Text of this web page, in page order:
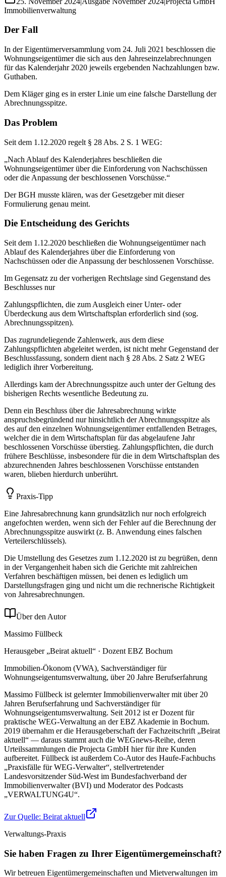
Immobilienverwaltung
Der Fall
In der Eigentümerversammlung vom 24. Juli 2021 beschlossen die
Wohnungseigentümer die sich aus den Jahreseinzelabrechnungen
für das Kalenderjahr 2020 jeweils ergebenden Nachzahlungen bzw.
Guthaben.
Dem Kläger ging es in erster Linie um eine falsche Darstellung der
Abrechnungsspitze.
Das Problem
Seit dem 1.12.2020 regelt § 28 Abs. 2 S. 1 WEG:
„Nach Ablauf des Kalenderjahres beschließen die
Wohnungseigentümer über die Einforderung von Nachschüssen
oder die Anpassung der beschlossenen Vorschüsse.“
Der BGH musste klären, was der Gesetzgeber mit dieser
Formulierung genau meint.
Die Entscheidung des Gerichts
Seit dem 1.12.2020 beschließen die Wohnungseigentümer nach
Ablauf des Kalenderjahres über die Einforderung von
Nachschüssen oder die Anpassung der beschlossenen Vorschüsse.
Im Gegensatz zu der vorherigen Rechtslage sind Gegenstand des
Beschlusses nur
Zahlungspflichten, die zum Ausgleich einer Unter- oder
Überdeckung aus dem Wirtschaftsplan erforderlich sind (sog.
Abrechnungsspitzen).
Das zugrundeliegende Zahlenwerk, aus dem diese
Zahlungspflichten abgeleitet werden, ist nicht mehr Gegenstand der
Beschlussfassung, sondern dient nach § 28 Abs. 2 Satz 2 WEG
lediglich ihrer Vorbereitung.
Allerdings kam der Abrechnungsspitze auch unter der Geltung des
bisherigen Rechts wesentliche Bedeutung zu.
Denn ein Beschluss über die Jahresabrechnung wirkte
anspruchsbegründend nur hinsichtlich der Abrechnungsspitze als
des auf den einzelnen Wohnungseigentümer entfallenden Betrages,
welcher die in dem Wirtschaftsplan für das abgelaufene Jahr
beschlossenen Vorschüsse überstieg. Zahlungspflichten, die durch
frühere Beschlüsse, insbesondere für die in dem Wirtschaftsplan des
abzurechnenden Jahres beschlossenen Vorschüsse entstanden
waren, blieben hierdurch unberührt.
Praxis-Tipp
Eine Jahresabrechnung kann grundsätzlich nur noch erfolgreich
angefochten werden, wenn sich der Fehler auf die Berechnung der
Abrechnungsspitze auswirkt (z. B. Anwendung eines falschen
Verteilerschlüssels).
Die Umstellung des Gesetzes zum 1.12.2020 ist zu begrüßen, denn
in der Vergangenheit haben sich die Gerichte mit zahlreichen
Verfahren beschäftigen müssen, bei denen es lediglich um
Darstellungsfragen ging und nicht um die rechnerische Richtigkeit
von Jahresabrechnungen.
Über den Autor
Massimo Füllbeck
Herausgeber „Beirat aktuell“ · Dozent EBZ Bochum
Immobilien-Ökonom (VWA), Sachverständiger für
Wohnungseigentumsverwaltung, über 20 Jahre Berufserfahrung
Massimo Füllbeck ist gelernter Immobilienverwalter mit über 20
Jahren Berufserfahrung und Sachverständiger für
Wohnungseigentumsverwaltung. Seit 2012 ist er Dozent für
praktische WEG-Verwaltung an der EBZ Akademie in Bochum.
2019 übernahm er die Herausgeberschaft der Fachzeitschrift „Beirat
aktuell“ — daraus stammt auch die WEGnews-Reihe, deren
Urteilssammlungen die Projecta GmbH hier für ihre Kunden
aufbereitet. Füllbeck ist außerdem Co-Autor des Haufe-Fachbuchs
„Praxisfälle für WEG-Verwalter“, stellvertretender
Landesvorsitzender Süd-West im Bundesfachverband der
Immobilienverwalter (BVI) und Moderator des Podcasts
„VERWALTUNG4U“.
Zur Quelle: Beirat aktuell
Verwaltungs-Praxis
Sie haben Fragen zu Ihrer Eigentümergemeinschaft?
Wir betreuen Eigentümergemeinschaften und Mietverwaltungen im